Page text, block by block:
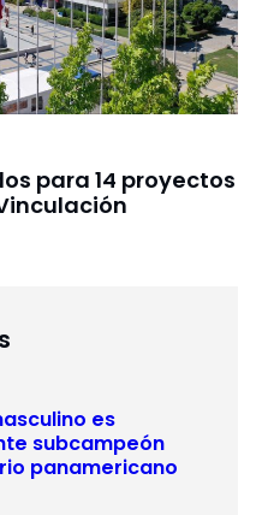
para 14 proyectos
es
subcampeón
panamericano